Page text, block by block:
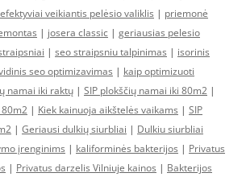
efektyviai veikiantis pelėsio valiklis | priemonė
| josera classic | geriausias pelesio
| seo straipsniu talpinimas | isorinis
seo optimizavimas | kaip optimizuoti
namai iki raktų | SIP plokščių namai iki 80m2 |
80m2 | Kiek kainuoja aikštelės vaikams | SIP
| Geriausi dulkių siurbliai | Dulkiu siurbliai
įrenginims | kaliforminės bakterijos | Privatus
| Privatus darzelis Vilniuje kainos | Bakterijos